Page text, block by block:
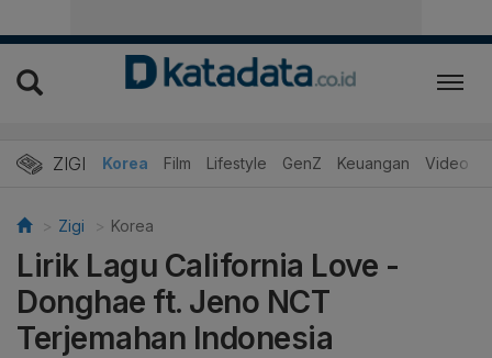
ZIGI
Hits Korea Film Lifestyle GenZ Keuangan Video
Zigi Korea
Lirik Lagu California Love -
Donghae ft. Jeno NCT
Terjemahan Indonesia